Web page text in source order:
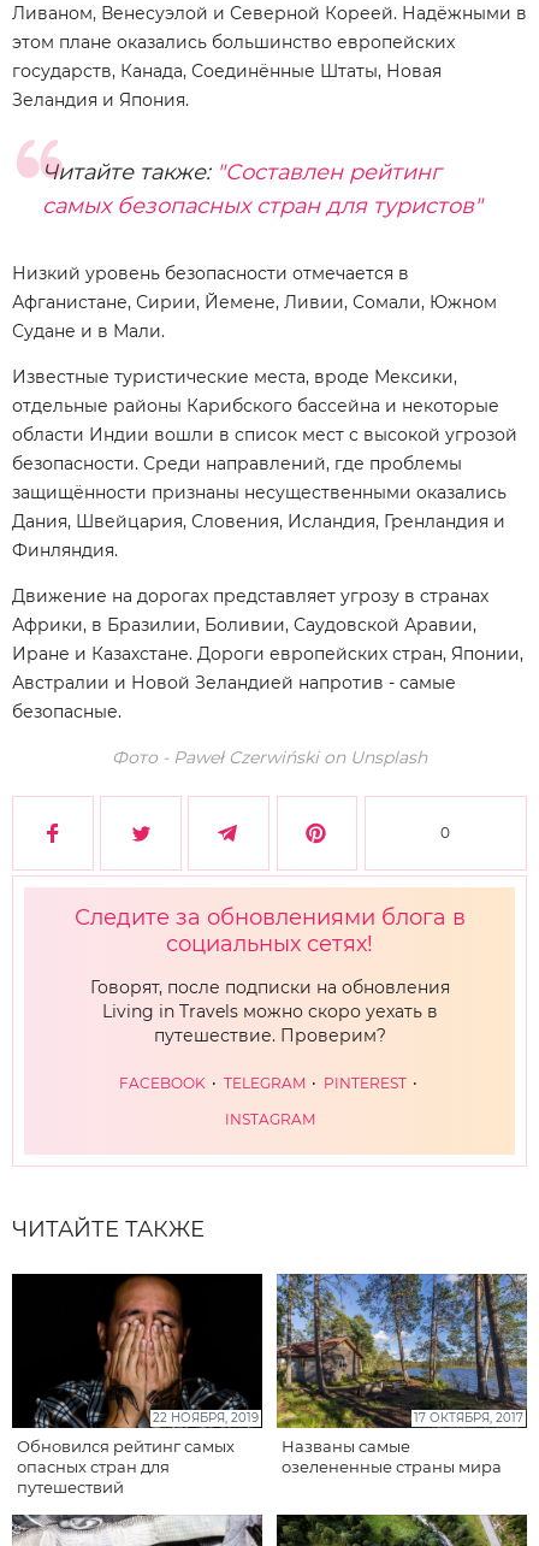
Ливаном, Венесуэлой и Северной Кореей. Надёжными в
этом плане оказались большинство европейских
государств, Канада, Соединённые Штаты, Новая
Зеландия и Япония.
Читайте также: "Составлен рейтинг
самых безопасных стран для туристов"
Низкий уровень безопасности отмечается в
Афганистане, Сирии, Йемене, Ливии, Сомали, Южном
Судане и в Мали.
Известные туристические места, вроде Мексики,
отдельные районы Карибского бассейна и некоторые
области Индии вошли в список мест с высокой угрозой
безопасности. Среди направлений, где проблемы
защищённости признаны несущественными оказались
Дания, Швейцария, Словения, Исландия, Гренландия и
Финляндия.
Движение на дорогах представляет угрозу в странах
Африки, в Бразилии, Боливии, Саудовской Аравии,
Иране и Казахстане. Дороги европейских стран, Японии,
Австралии и Новой Зеландией напротив - самые
безопасные.
Фото - Paweł Czerwiński on Unsplash
0
Следите за обновлениями блога в
социальных сетях!
Говорят, после подписки на обновления
Living in Travels можно скоро уехать в
путешествие. Проверим?
FACEBOOK TELEGRAM
PINTEREST
INSTAGRAM
ЧИТАЙТЕ ТАКЖЕ
22 НОЯБРЯ, 2019
Обновился рейтинг самых
опасных стран для
путешествий
17 ОКТЯБРЯ, 2017
Названы самые
озелененные страны мира